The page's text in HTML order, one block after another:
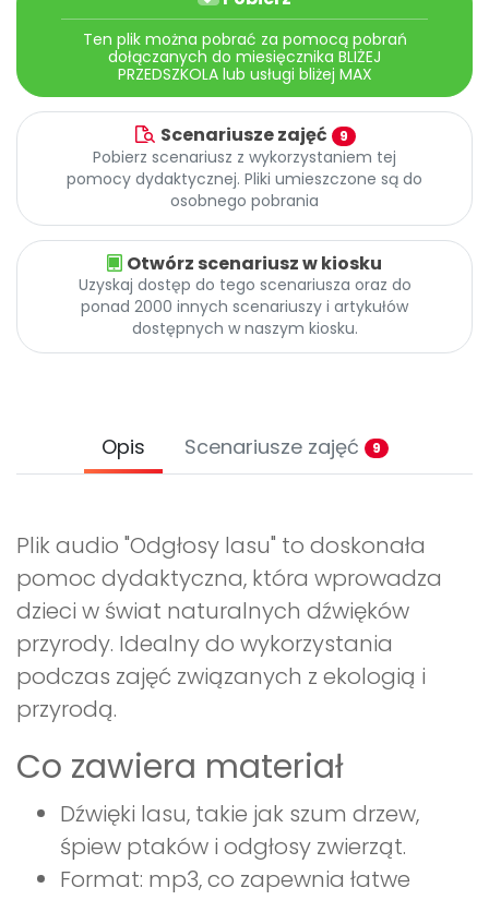
Archiwalne numery
Pomoc
Promocje
Ten plik można pobrać za pomocą pobrań
dołączanych do miesięcznika BLIŻEJ
PRZEDSZKOLA lub usługi bliżej MAX
Scenariusze zajęć 9
Pobierz scenariusz z wykorzystaniem tej
pomocy dydaktycznej. Pliki umieszczone są do
osobnego pobrania
Otwórz scenariusz w kiosku
Uzyskaj dostęp do tego scenariusza oraz do
ponad 2000 innych scenariuszy i artykułów
dostępnych w naszym kiosku.
Opis Scenariusze zajęć 9
Plik audio "Odgłosy lasu" to doskonała
pomoc dydaktyczna, która wprowadza
dzieci w świat naturalnych dźwięków
przyrody. Idealny do wykorzystania
podczas zajęć związanych z ekologią i
przyrodą.
Co zawiera materiał
Dźwięki lasu, takie jak szum drzew,
śpiew ptaków i odgłosy zwierząt.
Format: mp3, co zapewnia łatwe